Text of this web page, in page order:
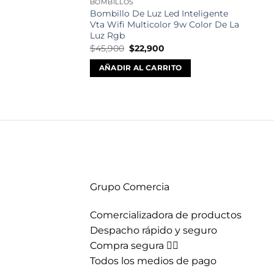
BOMBILLOS
Bombillo De Luz Led Inteligente
Vta Wifi Multicolor 9w Color De La
Luz Rgb
$45,900 El
precio
original
era:
$22,900
actual
es:
AÑADIR AL CARRITO
Grupo Comercia
Comercializadora de productos
Despacho rápido y seguro
Compra segura 👇🏼
Todos los medios de pago